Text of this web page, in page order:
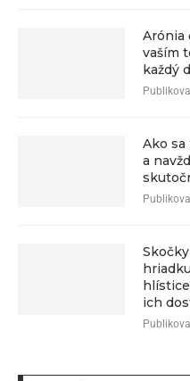
Arónia
vaším
každý
Ako
a
ich